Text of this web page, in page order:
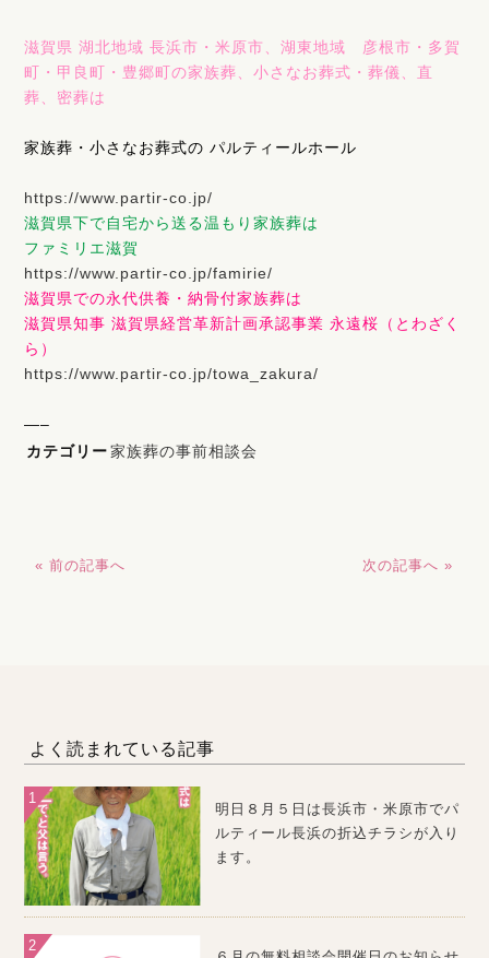
滋賀県 湖北地域 長浜市・米原市、湖東地域 彦根市・多賀
町・甲良町・豊郷町の家族葬、小さなお葬式・葬儀、直
葬、密葬は
家族葬・小さなお葬式の パルティールホール
https://www.partir-co.jp/
滋賀県下で自宅から送る温もり家族葬は
ファミリエ滋賀
https://www.partir-co.jp/famirie/
滋賀県での永代供養・納骨付家族葬は
滋賀県知事 滋賀県経営革新計画承認事業 永遠桜（とわざく
ら）
https://www.partir-co.jp/towa_zakura/
—–
カテゴリー 家族葬の事前相談会
« 前の記事へ 次の記事へ »
よく読まれている記事
明日８月５日は長浜市・米原市でパ
ルティール長浜の折込チラシが入り
ます。